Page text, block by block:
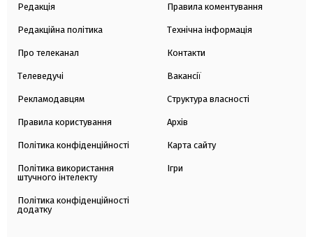
Редакція
Редакційна політика
Про телеканал
Телеведучі
Рекламодавцям
Правила користування
Політика конфіденційності
Політика використання
штучного інтелекту
Політика конфіденційності
додатку
Правила коментування
Технічна інформація
Контакти
Вакансії
Структура власності
Архів
Карта сайту
Ігри